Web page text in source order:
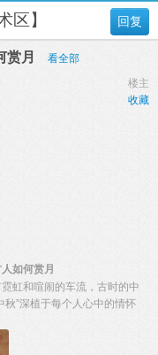
回复
区】
赏月 看全部
楼主
收藏
如何赏月
虹和喧闹的车流，古时的中
”深植于每个人心中的情怀